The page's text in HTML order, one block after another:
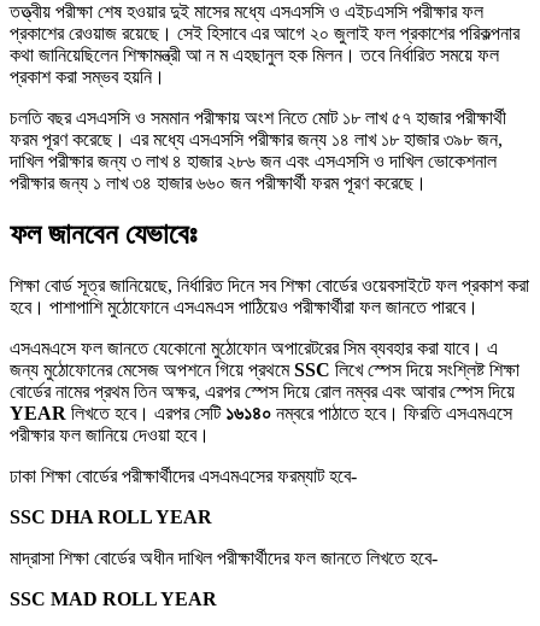
তত্ত্বীয় পরীক্ষা শেষ হওয়ার দুই মাসের মধ্যে এসএসসি ও এইচএসসি পরীক্ষার ফল
প্রকাশের রেওয়াজ রয়েছে। সেই হিসাবে এর আগে ২০ জুলাই ফল প্রকাশের পরিকল্পনার
কথা জানিয়েছিলেন শিক্ষামন্ত্রী আ ন ম এহছানুল হক মিলন। তবে নির্ধারিত সময়ে ফল
প্রকাশ করা সম্ভব হয়নি।
চলতি বছর এসএসসি ও সমমান পরীক্ষায় অংশ নিতে মোট ১৮ লাখ ৫৭ হাজার পরীক্ষার্থী
ফরম পূরণ করেছে। এর মধ্যে এসএসসি পরীক্ষার জন্য ১৪ লাখ ১৮ হাজার ৩৯৮ জন,
দাখিল পরীক্ষার জন্য ৩ লাখ ৪ হাজার ২৮৬ জন এবং এসএসসি ও দাখিল ভোকেশনাল
পরীক্ষার জন্য ১ লাখ ৩৪ হাজার ৬৬০ জন পরীক্ষার্থী ফরম পূরণ করেছে।
ফল জানবেন যেভাবেঃ
শিক্ষা বোর্ড সূত্র জানিয়েছে, নির্ধারিত দিনে সব শিক্ষা বোর্ডের ওয়েবসাইটে ফল প্রকাশ করা
হবে। পাশাপাশি মুঠোফোনে এসএমএস পাঠিয়েও পরীক্ষার্থীরা ফল জানতে পারবে।
এসএমএসে ফল জানতে যেকোনো মুঠোফোন অপারেটরের সিম ব্যবহার করা যাবে। এ
জন্য মুঠোফোনের মেসেজ অপশনে গিয়ে প্রথমেSSC লিখে স্পেস দিয়ে সংশ্লিষ্ট শিক্ষা
বোর্ডের নামের প্রথম তিন অক্ষর, এরপর স্পেস দিয়ে রোল নম্বর এবং আবার স্পেস দিয়ে
YEAR লিখতে হবে। এরপর সেটি ১৬১৪০ নম্বরে পাঠাতে হবে। ফিরতি এসএমএসে
পরীক্ষার ফল জানিয়ে দেওয়া হবে।
ঢাকা শিক্ষা বোর্ডের পরীক্ষার্থীদের এসএমএসের ফরম্যাট হবে-
SSC DHA ROLL YEAR
মাদ্রাসা শিক্ষা বোর্ডের অধীন দাখিল পরীক্ষার্থীদের ফল জানতে লিখতে হবে-
SSC MAD ROLL YEAR